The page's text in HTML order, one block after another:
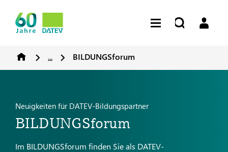
... BILDUNGSforum
Neuigkeiten für DATEV-Bildungspartner
BILDUNGSforum
Im BILDUNGSforum finden Sie als DATEV-